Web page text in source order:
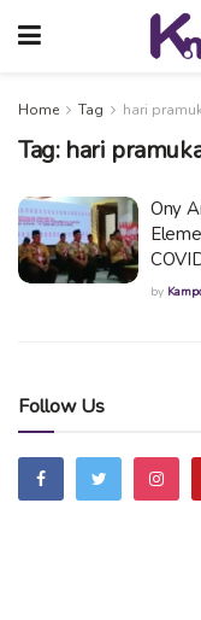
Home Tag hari
Tag: hari
Ony
by
Follow Us